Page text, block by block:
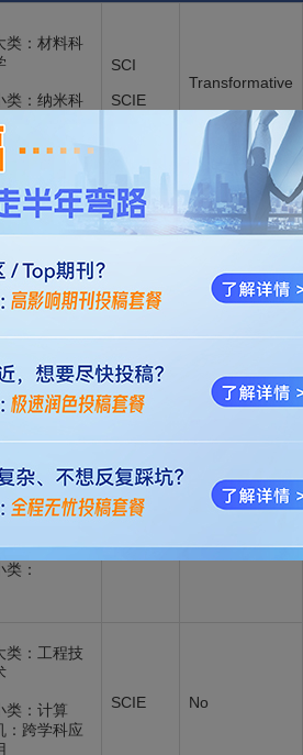
类：材料科
类：纳米科
SCI
SCIE
Transformative
类：工程技
类：工程：
械
SCI
类：计算机
学
类：机器人
SCIE
类：
无 No
类：工程技
类：计算
：跨学科应
SCIE No